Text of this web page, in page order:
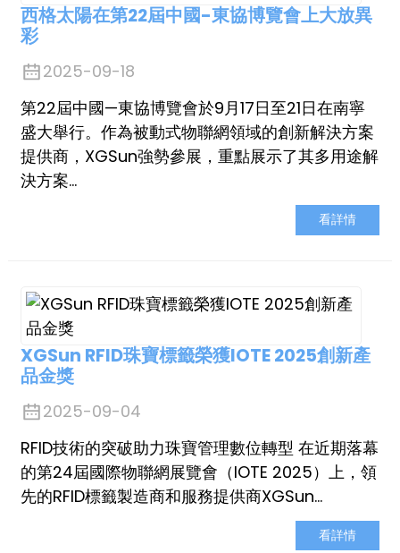
西格太陽在第22屆中國-東協博覽會上大放異
彩
2025-09-18
第22屆中國—東協博覽會於9月17日至21日在南寧
盛大舉行。作為被動式物聯網領域的創新解決方案
提供商，XGSun強勢參展，重點展示了其多用途解
決方案…
看詳情
XGSun RFID珠寶標籤榮獲IOTE 2025創新產
品金獎
2025-09-04
RFID技術的突破助力珠寶管理數位轉型 在近期落幕
的第24屆國際物聯網展覽會（IOTE 2025）上，領
先的RFID標籤製造商和服務提供商XGSun…
看詳情